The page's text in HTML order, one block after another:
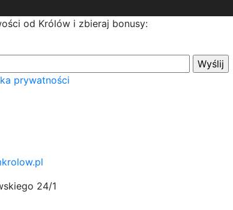
od Królów i zbieraj bonusy:
prywatności
24/1